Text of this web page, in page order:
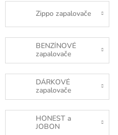
Zippo zapalovače
BENZÍNOVÉ
zapalovače
DÁRKOVÉ
zapalovače
HONEST a
JOBON